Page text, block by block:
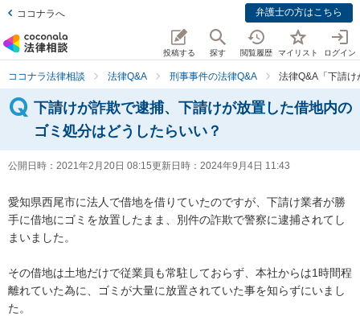
ココナラへ 弁護士の方はこちら
投稿する 探す 閲覧履歴 マイリスト ログイン
ココナラ法律相談 法律Q&A 刑事事件の法律Q&A 法律Q&A「下請
下請けが詐欺で逮捕、下請けが放置した借地内の
ゴミ処分はどうしたらいい？
公開日時： 2021年2月20日 08:15更新日時： 2024年9月4日 11:43
愛知県西尾市に法人で借地を借りていたのですが、下請け業者が勝
手に借地にゴミを放置したまま、別件の詐欺で警察に逮捕されてし
まいました。
その借地は土地だけで従業員も常駐しておらず、本社からは1時間程
離れていた為に、ゴミが大量に放置されていた事を知らずにいまし
た。